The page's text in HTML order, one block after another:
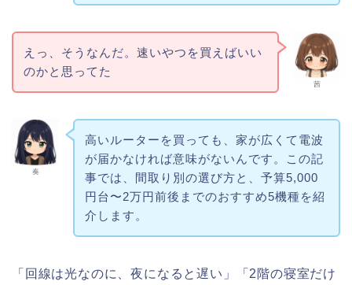
茜
えっ、そうなんだ。速いやつを買えばいい
のかと思ってた
奏
高いルーターを買っても、家が広くて電波
が届かなければ意味がないんです。この記
事では、間取り別の選び方と、予算5,000
円台〜2万円前後までのおすすめ5機種を紹
介します。
「回線は光なのに、夜になると遅い」「2階の寝室だけ